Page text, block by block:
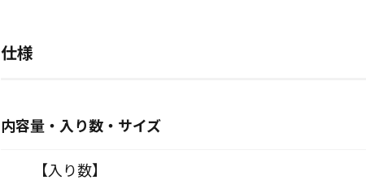
仕様
内容量・入り数・サイズ
【入り数】